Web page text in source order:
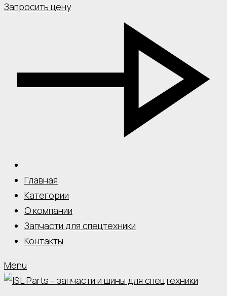
Запросить цену
Главная
Категории
О компании
Запчасти для спецтехники
Контакты
Menu